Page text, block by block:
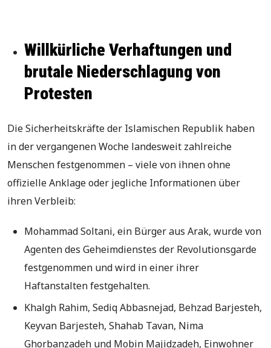
Willkürliche Verhaftungen und
brutale Niederschlagung von
Protesten
Die Sicherheitskräfte der Islamischen Republik haben
in der vergangenen Woche landesweit zahlreiche
Menschen festgenommen – viele von ihnen ohne
offizielle Anklage oder jegliche Informationen über
ihren Verbleib:
Mohammad Soltani, ein Bürger aus Arak, wurde von
Agenten des Geheimdienstes der Revolutionsgarde
festgenommen und wird in einer ihrer
Haftanstalten festgehalten.
Khalgh Rahim, Sediq Abbasnejad, Behzad Barjesteh,
Keyvan Barjesteh, Shahab Tavan, Nima
Ghorbanzadeh und Mobin Majidzadeh, Einwohner